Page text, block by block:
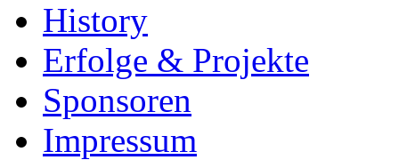
History
Erfolge & Projekte
Sponsoren
Impressum